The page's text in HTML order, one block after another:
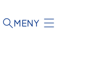
MENY